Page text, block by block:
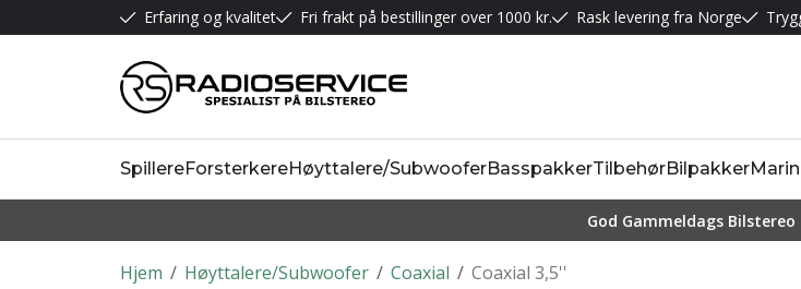
Erfaring og kvalitet Fri frakt på bestillinger over 1000 kr. Rask levering fra Norge
SpillereForsterkereHøyttalere/SubwooferBasspakkerTilbehørBilpakker
God Gammeldags Bilstereo
/
Hjem /
Høyttalere/Subwoofer /
Coaxial Coaxial 3,5''